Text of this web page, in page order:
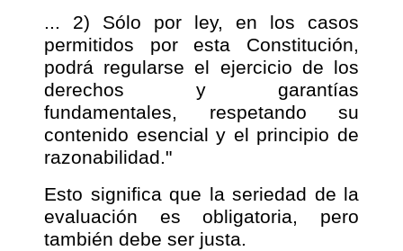
... 2) Sólo por ley, en los casos
permitidos por esta Constitución,
podrá regularse el ejercicio de los
derechos y garantías
fundamentales, respetando su
contenido esencial y el principio de
razonabilidad."
Esto significa que la seriedad de la
evaluación es obligatoria, pero
también debe ser justa.